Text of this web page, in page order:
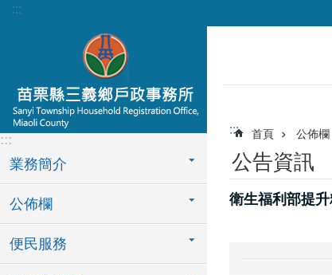
跳到主要內容區塊
:::
:::
業務簡介
公佈欄
便民服務
::: 首頁 公佈欄
公告資訊
衛生福利部提